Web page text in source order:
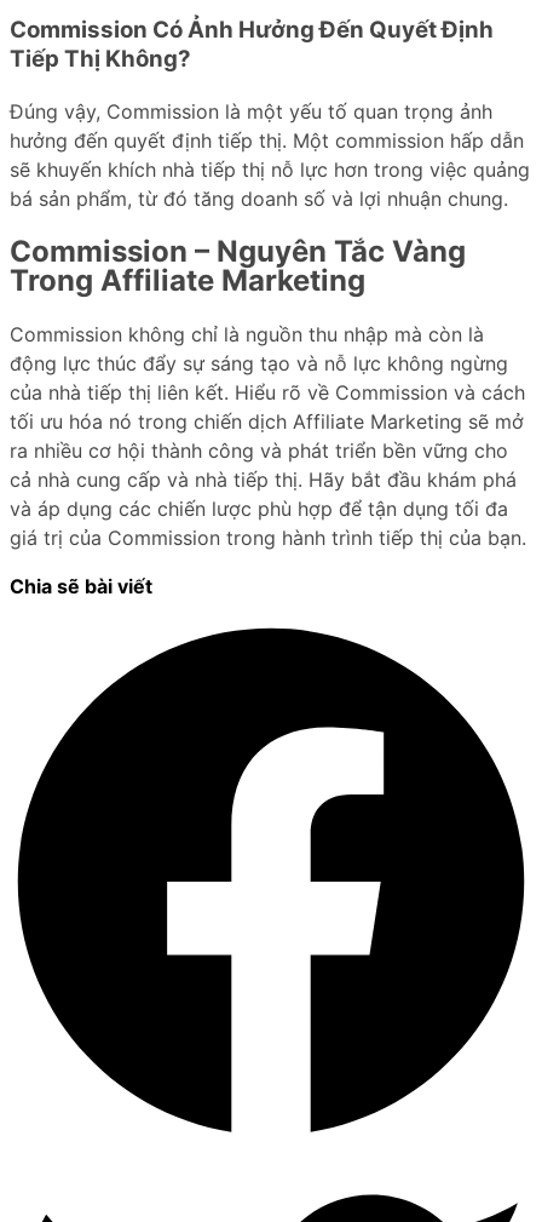
Commission Có Ảnh Hưởng Đến Quyết Định
Tiếp Thị Không?
Đúng vậy, Commission là một yếu tố quan trọng ảnh
hưởng đến quyết định tiếp thị. Một commission hấp dẫn
sẽ khuyến khích nhà tiếp thị nỗ lực hơn trong việc quảng
bá sản phẩm, từ đó tăng doanh số và lợi nhuận chung.
Commission – Nguyên Tắc Vàng
Trong Affiliate Marketing
Commission không chỉ là nguồn thu nhập mà còn là
động lực thúc đẩy sự sáng tạo và nỗ lực không ngừng
của nhà tiếp thị liên kết. Hiểu rõ về Commission và cách
tối ưu hóa nó trong chiến dịch Affiliate Marketing sẽ mở
ra nhiều cơ hội thành công và phát triển bền vững cho
cả nhà cung cấp và nhà tiếp thị. Hãy bắt đầu khám phá
và áp dụng các chiến lược phù hợp để tận dụng tối đa
giá trị của Commission trong hành trình tiếp thị của bạn.
Chia sẽ bài viết